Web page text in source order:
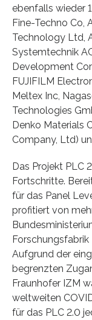
ebenfalls wieder
Fine-Techno Co,
Technology Ltd,
Systemtechnik
Development
FUJIFILM
Meltex Inc,
Technologies
Denko Materials
Company, Ltd)
Das Projekt PLC
Fortschritte.
für das Panel
profitiert von
Aufgrund der
begrenzten
Fraunhofer IZM
weltweiten
für das PLC 2.0